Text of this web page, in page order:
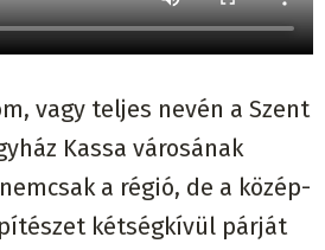
vagy teljes nevén a Szent
Kassa városának
a régió, de a közép-
kétségkívül párját